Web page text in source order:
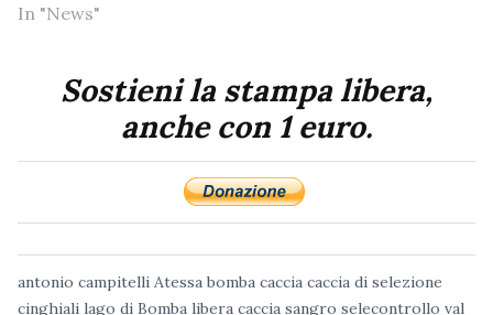
In "News"
Sostieni la stampa libera,
anche con 1 euro.
antonio campitelli Atessa bomba caccia caccia di selezione
cinghiali lago di Bomba libera caccia sangro selecontrollo val